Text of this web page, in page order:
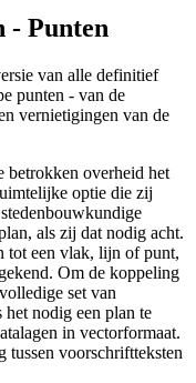
- Punten
van alle definitief
punten - van de
vernietigingen van de
betrokken overheid het
optie die zij
als zij dat nodig acht.
tot een vlak, lijn of punt,
Om de koppeling
set van
nodig een plan te
in vectorformaat.
tussen voorschriftteksten